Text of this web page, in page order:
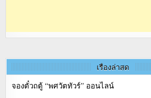
เรื่องล่าสุด
จองตั๋วถตู้ “พศวัตทัวร์” ออนไลน์